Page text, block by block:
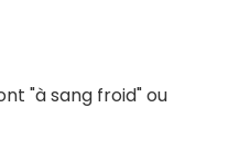
"à sang froid" ou